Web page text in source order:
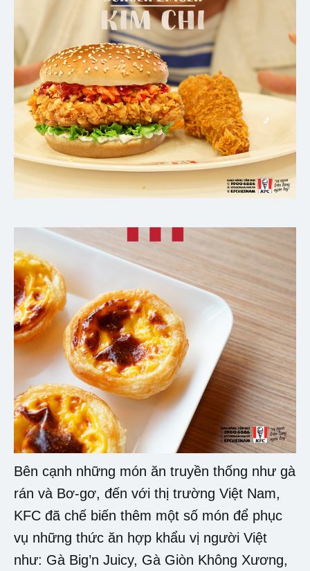
Bên cạnh những món ăn truyền thống như gà
rán và Bơ-gơ, đến với thị trường Việt Nam,
KFC đã chế biến thêm một số món để phục
vụ những thức ăn hợp khẩu vị người Việt
như: Gà Big’n Juicy, Gà Giòn Không Xương,